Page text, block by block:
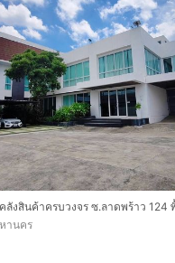
า
แหง
จ๋าย
ทูตสาธารณรัฐประชาธิปไ
:
ระราม 9
นย์วัฒนธรรม
านคร